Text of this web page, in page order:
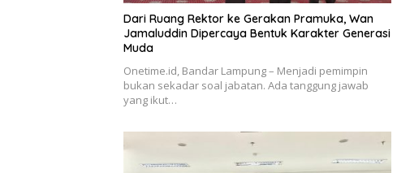
Dari Ruang Rektor ke Gerakan Pramuka, Wan
Jamaluddin Dipercaya Bentuk Karakter Generasi
Muda
Onetime.id, Bandar Lampung – Menjadi pemimpin
bukan sekadar soal jabatan. Ada tanggung jawab
yang ikut…